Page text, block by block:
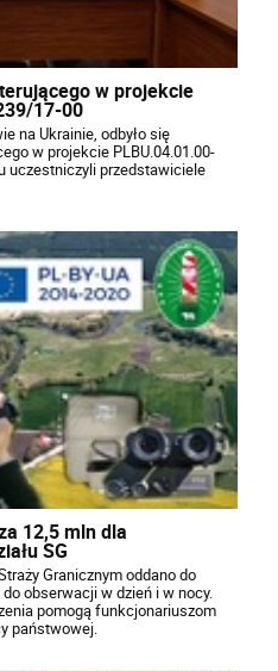
w projekcie
17-00
na Ukrainie, odbyło się
w projekcie PLBU.04.01.00-
uczestniczyli przedstawiciele
12,5 mln dla
SG
Granicznym oddano do
obserwacji w dzień i w nocy.
pomogą funkcjonariuszom
państwowej.